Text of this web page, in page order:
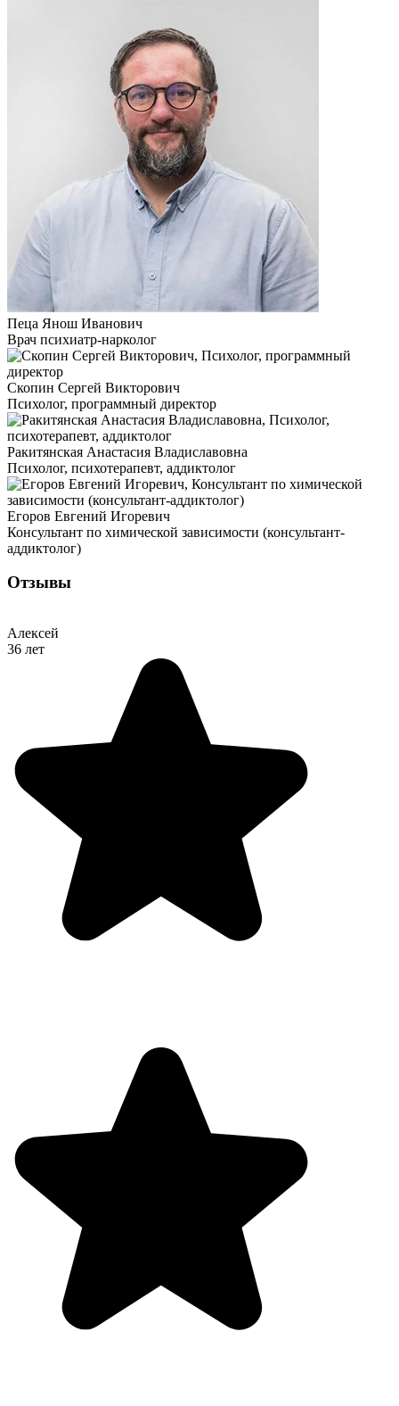
Пеца Янош Иванович
Врач психиатр-нарколог
Скопин Сергей Викторович
Психолог, программный директор
Ракитянская Анастасия Владиславовна
Психолог, психотерапевт, аддиктолог
Егоров Евгений Игоревич
Консультант по химической зависимости (консультант-
аддиктолог)
Отзывы
Алексей
36 лет